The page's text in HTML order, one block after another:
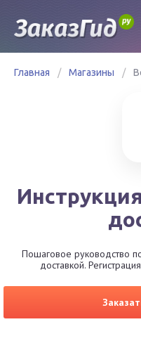
Главная / Магазины /
Пошаговое руководство
доставкой.